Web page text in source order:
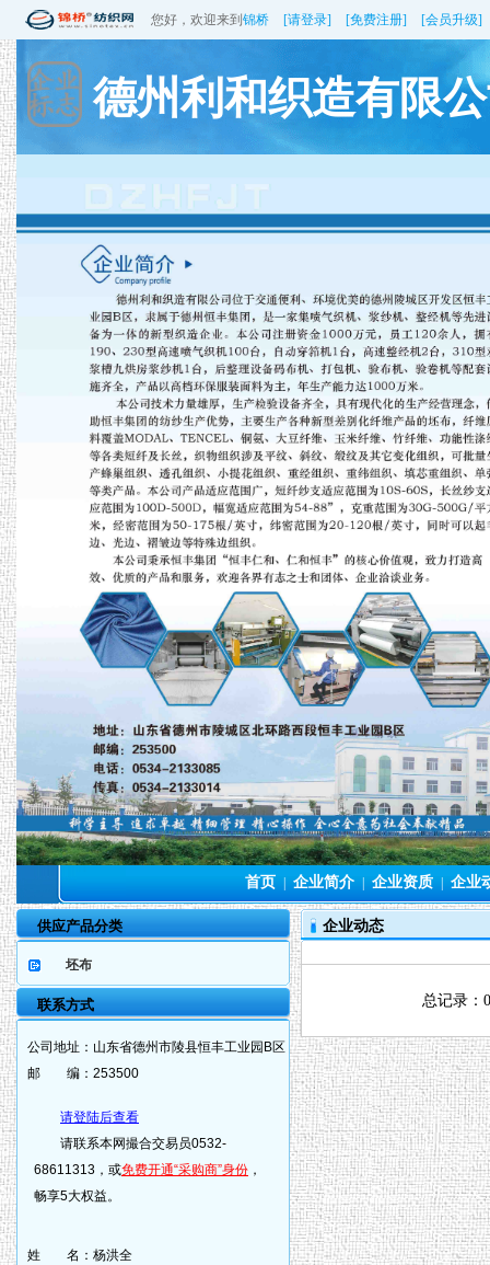
您好，欢迎来到 锦桥 [请登录] [免费注册] [会员升级]
德州利和织造有限
首页 企业简介 企业资质 企业
供应产品分类
坯布
联系方式
公司地址： 山东省德州市陵县恒丰工业园B区
邮 编： 253500
请登陆后查看
请联系本网撮合交易员0532-
68611313，或免费开通“采购商”身份 ，
畅享5大权益。
姓 名： 杨洪全
企业动态
总记录：